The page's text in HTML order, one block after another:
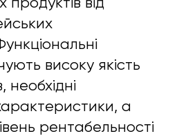
від
високу якість
необхідні
а
рентабельності